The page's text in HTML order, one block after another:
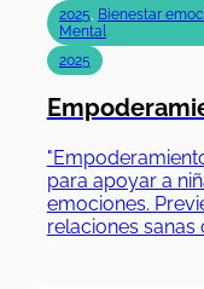
2025, Bienestar
Mental
2025
para apoyar a
emociones.
relaciones sanas